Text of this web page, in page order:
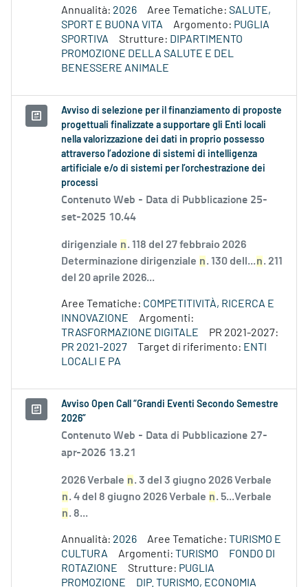
Annualità: 2026 Aree Tematiche: SALUTE,
SPORT E BUONA VITA
Argomento: PUGLIA
SPORTIVA
Strutture: DIPARTIMENTO
PROMOZIONE DELLA SALUTE E DEL
BENESSERE ANIMALE
Avviso di selezione per il finanziamento di proposte
progettuali finalizzate a supportare gli Enti locali
nella valorizzazione dei dati in proprio possesso
attraverso l’adozione di sistemi di intelligenza
artificiale e/o di sistemi per l’orchestrazione dei
processi
Contenuto Web - Data di Pubblicazione 25-
set-2025 10.44
dirigenziale n. 118 del 27 febbraio 2026
Determinazione dirigenziale n. 130 dell...n. 211
del 20 aprile 2026...
Aree Tematiche: COMPETITIVITÀ, RICERCA E
INNOVAZIONE
Argomenti:
TRASFORMAZIONE DIGITALE
PR 2021-2027:
PR 2021-2027
Target di riferimento: ENTI
LOCALI E PA
Avviso Open Call “Grandi Eventi Secondo Semestre
2026”
Contenuto Web - Data di Pubblicazione 27-
apr-2026 13.21
2026 Verbale n. 3 del 3 giugno 2026 Verbale
n. 4 del 8 giugno 2026 Verbale n. 5...Verbale
n. 8...
Annualità: 2026 Aree Tematiche: TURISMO E
CULTURA
Argomenti: TURISMO
FONDO DI
ROTAZIONE
Strutture: PUGLIA
PROMOZIONE
DIP. TURISMO, ECONOMIA